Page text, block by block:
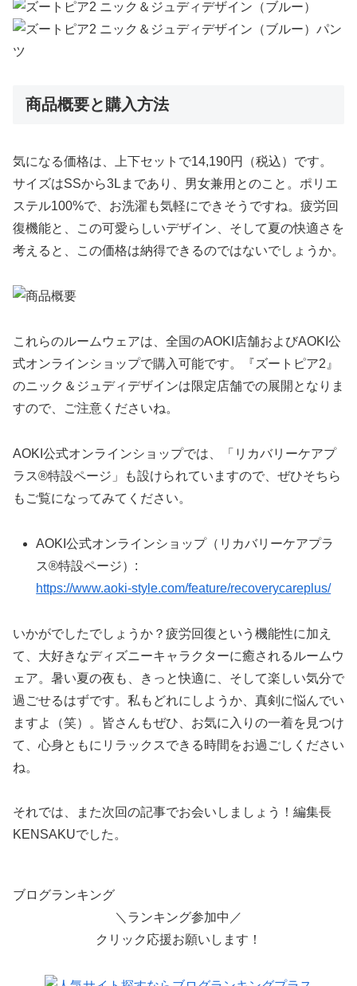
商品概要と購入方法
気になる価格は、上下セットで14,190円（税込）です。
サイズはSSから3Lまであり、男女兼用とのこと。ポリエ
ステル100%で、お洗濯も気軽にできそうですね。疲労回
復機能と、この可愛らしいデザイン、そして夏の快適さを
考えると、この価格は納得できるのではないでしょうか。
これらのルームウェアは、全国のAOKI店舗およびAOKI公
式オンラインショップで購入可能です。『ズートピア2』
のニック＆ジュディデザインは限定店舗での展開となりま
すので、ご注意くださいね。
AOKI公式オンラインショップでは、「リカバリーケアプ
ラス®特設ページ」も設けられていますので、ぜひそちら
もご覧になってみてください。
AOKI公式オンラインショップ（リカバリーケアプラ
ス®特設ページ）:
https://www.aoki-style.com/feature/recoverycareplus/
いかがでしたでしょうか？疲労回復という機能性に加え
て、大好きなディズニーキャラクターに癒されるルームウ
ェア。暑い夏の夜も、きっと快適に、そして楽しい気分で
過ごせるはずです。私もどれにしようか、真剣に悩んでい
ますよ（笑）。皆さんもぜひ、お気に入りの一着を見つけ
て、心身ともにリラックスできる時間をお過ごしください
ね。
それでは、また次回の記事でお会いしましょう！編集長
KENSAKUでした。
ブログランキング
＼ランキング参加中／
クリック応援お願いします！